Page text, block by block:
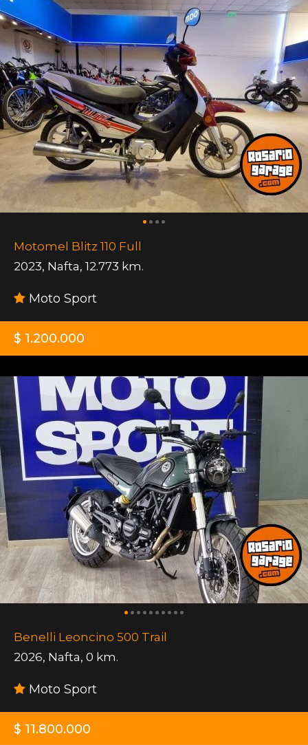
Motomel Blitz 110 Full
2023, Nafta, 12.773 km.
Moto Sport
$ 1.200.000
Benelli Leoncino 500 Trail
2026, Nafta, 0 km.
Moto Sport
$ 11.800.000